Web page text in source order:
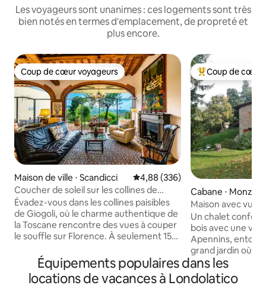
Les voyageurs sont unanimes : ces logements sont très
bien notés en termes d'emplacement, de propreté et
plus encore.
Coup de cœur voyageurs
Coup de cœur voyageurs
Maison de ville ⋅ Scandicci Évaluation moyenne sur la
4,88 (336)
Coucher de soleil sur les collines de
Florence • Giogoli
Évadez-vous dans les collines paisibles
de Giogoli, où le charme authentique de
la Toscane rencontre des vues à couper
le souffle sur Florence. À seulement 15
campagne du Chianti, cette élégante
maison est le point de départ idéal pour
explorer la Toscane tout en profitant de
Coups de cœur
Coup de cœur
Cabane ⋅
Maison avec vue
Un chalet
bois avec une
Apennins,
grand jardin où
détendre et
soleil
un plaisir de vous
Équipements populaires dans les
locations de vacances à Londolatico